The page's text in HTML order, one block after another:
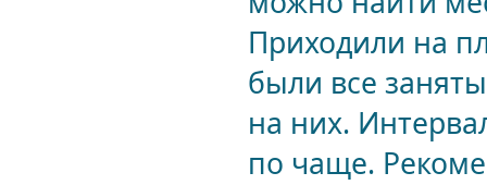
Приходили на
были все
на них.
по чаще.